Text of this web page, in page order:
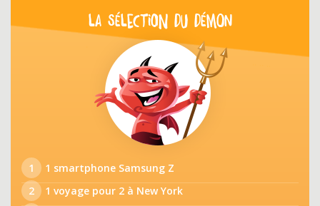
LA SÉLECTION DU DÉMON
1
1 smartphone Samsung Z
2
1 voyage pour 2 à New York